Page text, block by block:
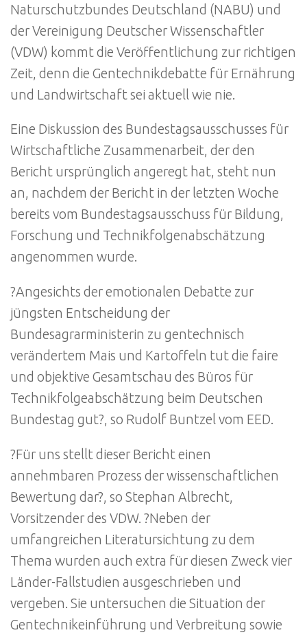
Naturschutzbundes Deutschland (NABU) und
der Vereinigung Deutscher Wissenschaftler
(VDW) kommt die Veröffentlichung zur richtigen
Zeit, denn die Gentechnikdebatte für Ernährung
und Landwirtschaft sei aktuell wie nie.
Eine Diskussion des Bundestagsausschusses für
Wirtschaftliche Zusammenarbeit, der den
Bericht ursprünglich angeregt hat, steht nun
an, nachdem der Bericht in der letzten Woche
bereits vom Bundestagsausschuss für Bildung,
Forschung und Technikfolgenabschätzung
angenommen wurde.
?Angesichts der emotionalen Debatte zur
jüngsten Entscheidung der
Bundesagrarministerin zu gentechnisch
verändertem Mais und Kartoffeln tut die faire
und objektive Gesamtschau des Büros für
Technikfolgeabschätzung beim Deutschen
Bundestag gut?, so Rudolf Buntzel vom EED.
?Für uns stellt dieser Bericht einen
annehmbaren Prozess der wissenschaftlichen
Bewertung dar?, so Stephan Albrecht,
Vorsitzender des VDW. ?Neben der
umfangreichen Literatursichtung zu dem
Thema wurden auch extra für diesen Zweck vier
Länder-Fallstudien ausgeschrieben und
vergeben. Sie untersuchen die Situation der
Gentechnikeinführung und Verbreitung sowie